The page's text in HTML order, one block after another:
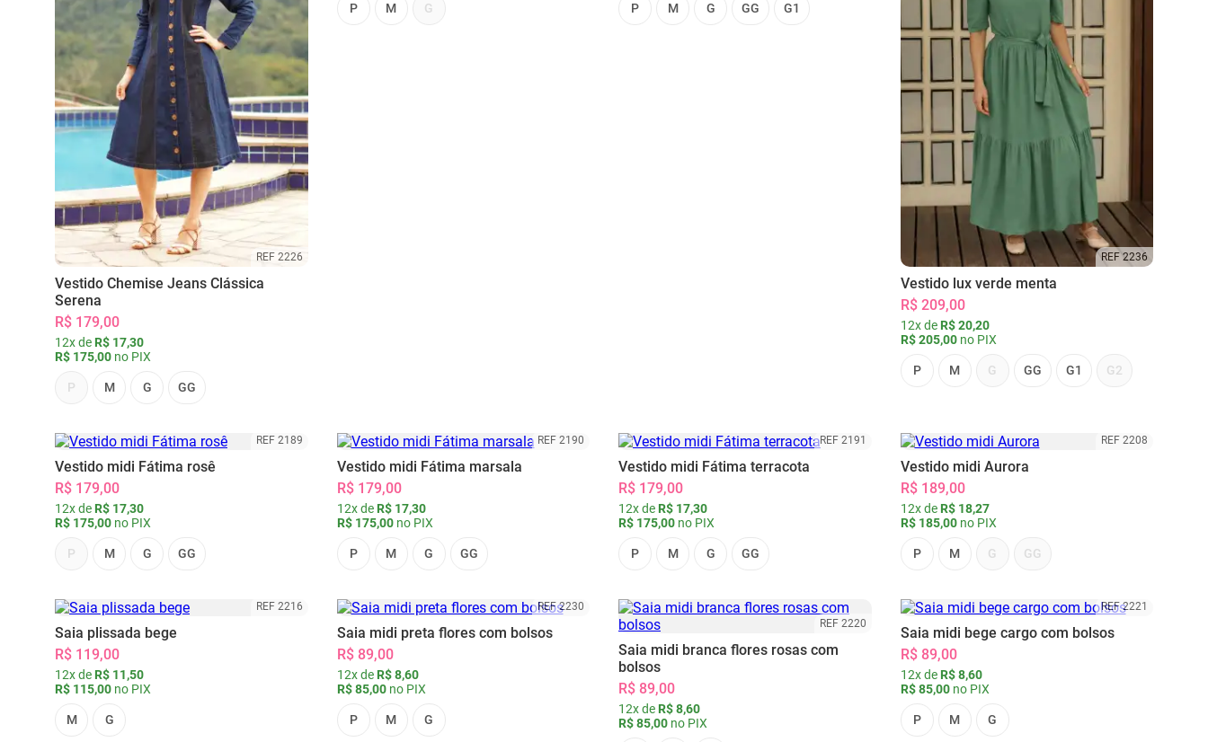
REF 2226
Vestido Chemise Jeans Clássica
Serena
R$ 179,00
12x de R$ 17,30
R$ 175,00 no PIX
P M G GG
P M G P M G GG G1
REF 2236
Vestido lux verde menta
R$ 209,00
12x de R$ 20,20
R$ 205,00no PIX
P M G GG G1 G2
REF 2189
Vestido midi Fátima rosê
R$ 179,00
12x de R$ 17,30
R$ 175,00 no PIX
P M G GG
REF 2190
Vestido midi Fátima marsala
R$ 179,00
12x de R$ 17,30
R$ 175,00no PIX
P M G GG
REF 2191
Vestido midi Fátima terracota
R$ 179,00
12x de R$ 17,30
R$ 175,00 no PIX
P M G GG
REF 2208
Vestido midi Aurora
R$ 189,00
12x de R$ 18,27
R$ 185,00no PIX
P M G GG
REF 2216
Saia plissada bege
R$ 119,00
12x de R$ 11,50
R$ 115,00 no PIX
M G
REF 2230
Saia midi preta flores com bolsos
R$ 89,00
12x de R$ 8,60
R$ 85,00no PIX
P M G
REF 2220
Saia midi branca flores rosas com
bolsos
R$ 89,00
12x de R$ 8,60
R$ 85,00 no PIX
REF 2221
Saia midi bege cargo com bolsos
R$ 89,00
12x de R$ 8,60
R$ 85,00no PIX
P M G